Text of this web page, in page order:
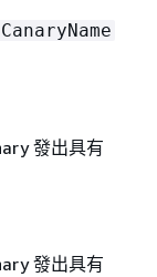
CanaryName
發出具有
發出具有